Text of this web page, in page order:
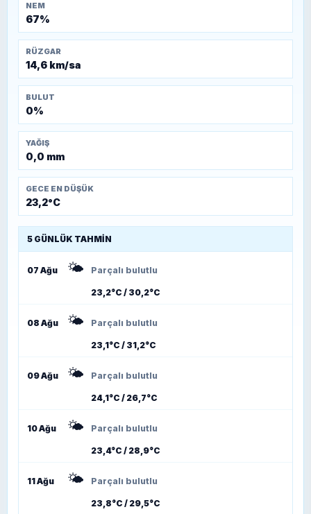
NEM
67%
RÜZGAR
14,6 km/sa
BULUT
0%
YAĞIŞ
0,0 mm
GECE EN DÜŞÜK
23,2°C
5 GÜNLÜK TAHMIN
07 Ağu 🌤️ Parçalı bulutlu
23,2°C / 30,2°C
08 Ağu 🌤️ Parçalı bulutlu
23,1°C / 31,2°C
09 Ağu 🌤️ Parçalı bulutlu
24,1°C / 26,7°C
10 Ağu 🌤️ Parçalı bulutlu
23,4°C / 28,9°C
11 Ağu 🌤️ Parçalı bulutlu
23,8°C / 29,5°C